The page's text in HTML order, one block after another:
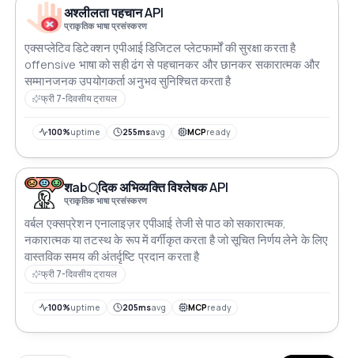
अश्लीलता पहचान API
प्राकृतिक भाषा प्रसंस्करण
एक्सप्लेटिव डिटेक्शन एपीआई डिजिटल प्लेटफार्मों की सुरक्षा करता है
offensive भाषा को सही ढंग से पहचानकर और छानकर सकारात्मक और
सम्मानजनक उपयोगकर्ता अनुभव सुनिश्चित करता है
फ्री 7-दिवसीय ट्रायल
100%uptime 255msavg MCPready
शab्दिक अभिव्यक्ति विश्लेषक API
प्राकृतिक भाषा प्रसंस्करण
वर्बल एक्सप्रेशन एनालाइज़र एपीआई तेजी से पाठ को सकारात्मक,
नकारात्मक या तटस्थ के रूप में वर्गीकृत करता है जो सूचित निर्णय लेने के लिए
वास्तविक समय की अंतर्दृष्टि प्रदान करता है
फ्री 7-दिवसीय ट्रायल
100%uptime 205msavg MCPready